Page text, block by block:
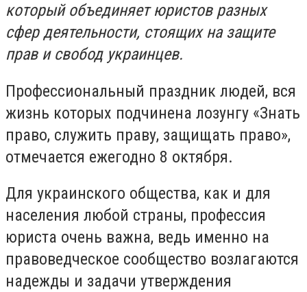
который объединяет юристов разных
сфер деятельности, стоящих на защите
прав и свобод украинцев.
Профессиональный праздник людей, вся
жизнь которых подчинена лозунгу «Знать
право, служить праву, защищать право»,
отмечается ежегодно 8 октября.
Для украинского общества, как и для
населения любой страны, профессия
юриста очень важна, ведь именно на
правоведческое сообщество возлагаются
надежды и задачи утверждения